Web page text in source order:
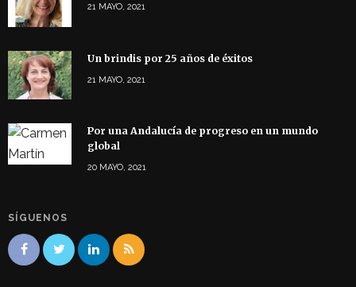
21 MAYO, 2021
Un brindis por 25 años de éxitos
21 MAYO, 2021
Por una Andalucía de progreso en un mundo
global
20 MAYO, 2021
SÍGUENOS